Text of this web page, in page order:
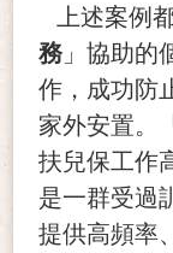
上述案例
務」協助的
作，成功防
家外安置。
扶兒保工作
是一群受過
提供高頻率